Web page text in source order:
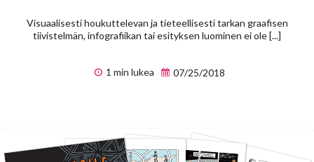
Visuaalisesti houkuttelevan ja tieteellisesti tarkan graafisen
tiivistelmän, infografiikan tai esityksen luominen ei ole [...]
1 min lukea 07/25/2018